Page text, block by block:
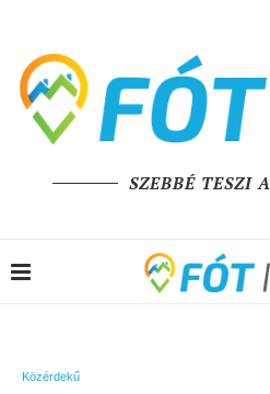
SZEBBÉ TESZI
Közérdekű